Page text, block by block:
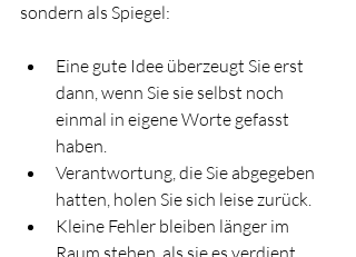
sondern als Spiegel:
Eine gute Idee überzeugt Sie erst
dann, wenn Sie sie selbst noch
einmal in eigene Worte gefasst
haben.
Verantwortung, die Sie abgegeben
hatten, holen Sie sich leise zurück.
Kleine Fehler bleiben länger im
Raum stehen, als sie es verdient